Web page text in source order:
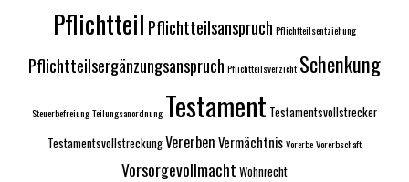
Pflichtteil Pflichtteilsanspruch Pflichtteilsentziehung
Pflichtteilsergänzungsanspruch Pflichtteilsverzicht Schenkung
SteuerbefreiungTeilungsanordnung Testament Testamentsvollstrecker
TestamentsvollstreckungVererbenVermächtnisVorerbeVorerbschaft
Vorsorgevollmacht Wohnrecht